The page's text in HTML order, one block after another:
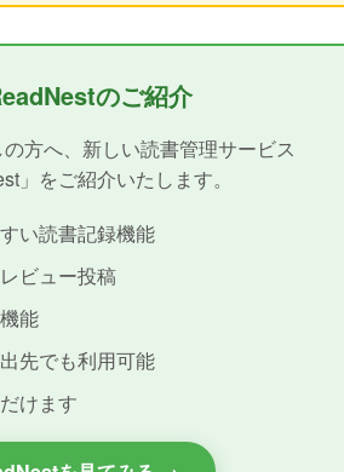
のご紹介
方へ、新しい読書管理サービス
」をご紹介いたします。
い読書記録機能
ビュー投稿
能
先でも利用可能
けます